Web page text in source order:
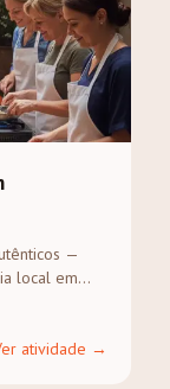
—
local em
depois
atividade →